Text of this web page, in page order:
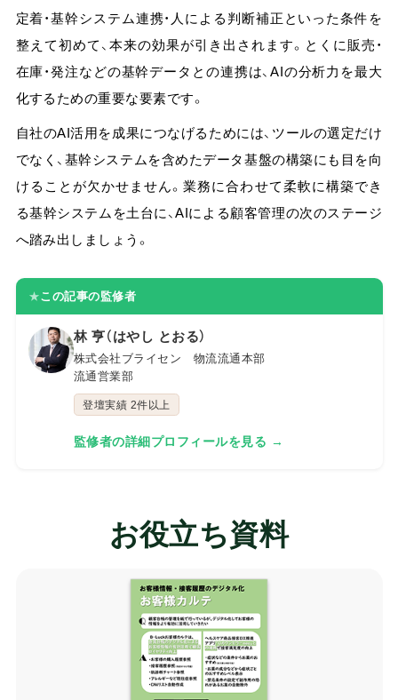
定着・基幹システム連携・人による判断補正といった条件を
整えて初めて、本来の効果が引き出されます。 とくに販売・
在庫・発注などの基幹データとの連携は、AIの分析力を最大
化するための重要な要素です。
自社のAI活用を成果につなげるためには、ツールの選定だけ
でなく、基幹システムを含めたデータ基盤の構築にも目を向
けることが欠かせません。業務に合わせて柔軟に構築でき
る基幹システムを土台に、AIによる顧客管理の次のステージ
へ踏み出しましょう。
★この記事の監修者
林 亨（はやし とおる）
株式会社ブライセン 物流流通本部
流通営業部
登壇実績 2件以上
監修者の詳細プロフィールを見る →
お役立ち資料